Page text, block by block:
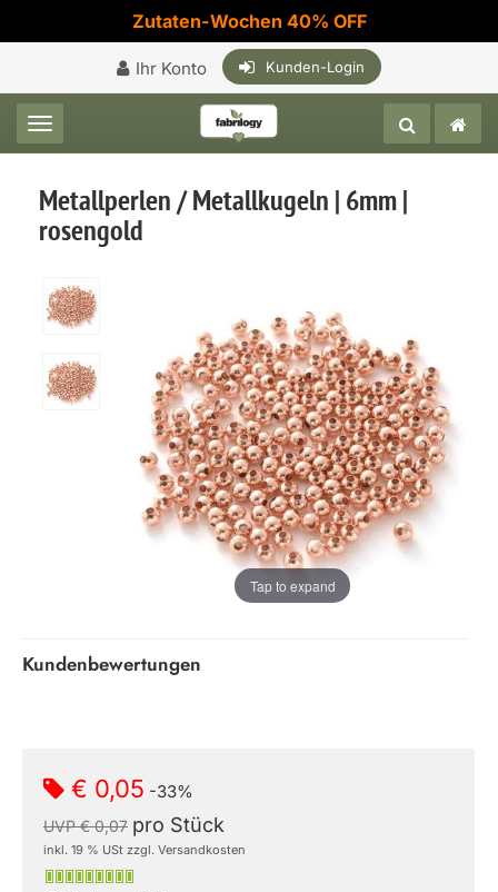
Zutaten-Wochen 40% OFF
Ihr Konto Kunden-Login
Toggle navigation
Metallperlen / Metallkugeln | 6mm |
rosengold
Tap to expand
Kundenbewertungen
€ 0,05 -33%
UVP € 0,07 pro Stück
inkl. 19 % USt zzgl. Versandkosten